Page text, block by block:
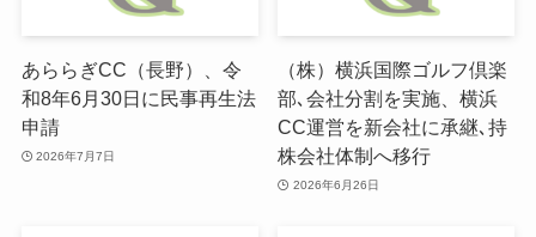
あららぎCC（長野）、令
和8年6月30日に民事再生法
申請
2026年7月7日
（株）横浜国際ゴルフ倶楽
部､会社分割を実施、横浜
CC運営を新会社に承継､持
株会社体制へ移行
2026年6月26日